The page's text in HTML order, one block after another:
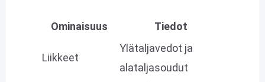
Ominaisuus Tiedot
Liikkeet
Ylätaljavedot ja
alataljasoudut